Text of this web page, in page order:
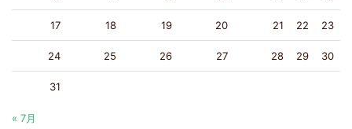
17 18 19 20 21 22 23
24 25 26 27 28 29 30
31
« 7月